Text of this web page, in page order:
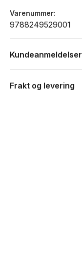
Varenummer
9788249529001
Kundeanmeldelser
Frakt og levering